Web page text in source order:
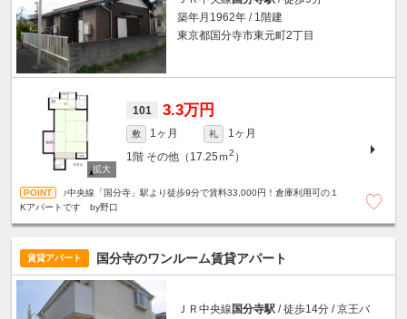
築年月1962年 / 1階建
東京都国分寺市東元町2丁目
101 3.3万円
敷 1ヶ月 礼
1ヶ月
1階 その他（17.25ｍ2 ）
♪中央線「国分寺」駅より徒歩9分で賃料33,000円！倉庫利用可の１
Kアパートです by野口
賃貸アパート 国分寺のワンルーム賃貸アパート
ＪＲ中央線国分寺駅 / 徒歩14分 / 京王バ